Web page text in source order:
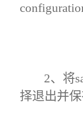
2、将
择退出并保